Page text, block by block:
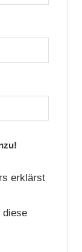
erklärst
diese